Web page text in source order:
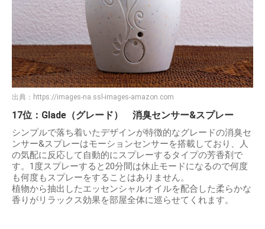
出典： https://images-na.ssl-images-amazon.com
17位：Glade（グレード） 消臭センサー&スプレー
シンプルで落ち着いたデザインが特徴的なグレードの消臭セ
ンサー&スプレーはモーションセンサーを搭載しており、人
の気配に反応して自動的にスプレーするタイプの芳香剤で
す。1度スプレーすると20分間は休止モードになるので何度
も何度もスプレーをすることはありません。
植物から抽出したエッセンシャルオイルを配合した柔らかな
香りがリラックス効果を部屋全体に巡らせてくれます。